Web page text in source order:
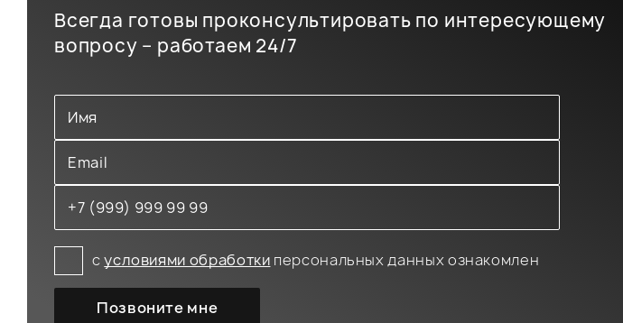
Всегда готовы проконсультировать по интересующему
вопросу – работаем 24/7
сусловиями обработки персональных данных ознакомлен